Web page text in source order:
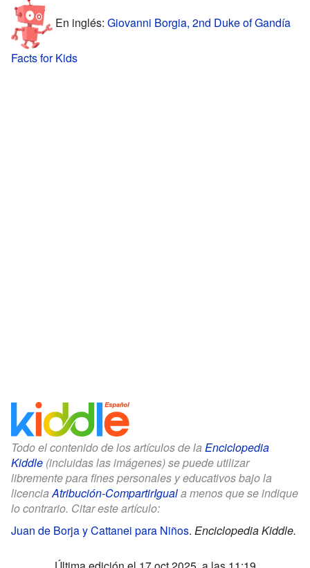
En inglés: Giovanni Borgia, 2nd Duke of Gandía
Facts for Kids
Todo el contenido de los artículos de la Enciclopedia
Kiddle (incluidas las imágenes) se puede utilizar
libremente para fines personales y educativos bajo la
licenciaAtribución-CompartirIguala menos que se indique
lo contrario. Citar este artículo:
Juan de Borja y Cattanei para Niños. Enciclopedia Kiddle.